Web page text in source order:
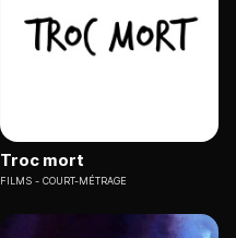
Troc mort
FILMS COURT-MÉTRAGE